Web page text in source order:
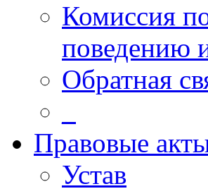
Комиссия
поведению
Обратная
Правовые
Устав